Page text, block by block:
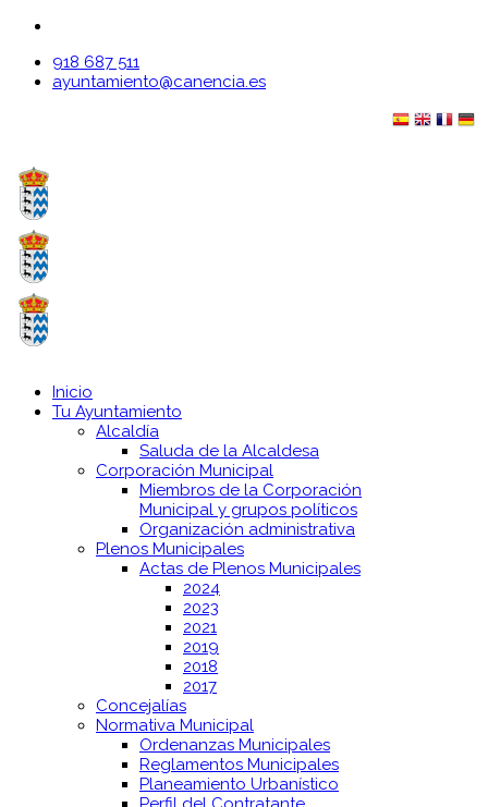
918 687 511
ayuntamiento@canencia.es
Inicio
Tu Ayuntamiento
Alcaldía
Saluda de la Alcaldesa
Corporación Municipal
Miembros de la Corporación
Municipal y grupos políticos
Organización administrativa
Plenos Municipales
Actas de Plenos Municipales
2024
2023
2021
2019
2018
2017
Concejalías
Normativa Municipal
Ordenanzas Municipales
Reglamentos Municipales
Planeamiento Urbanístico